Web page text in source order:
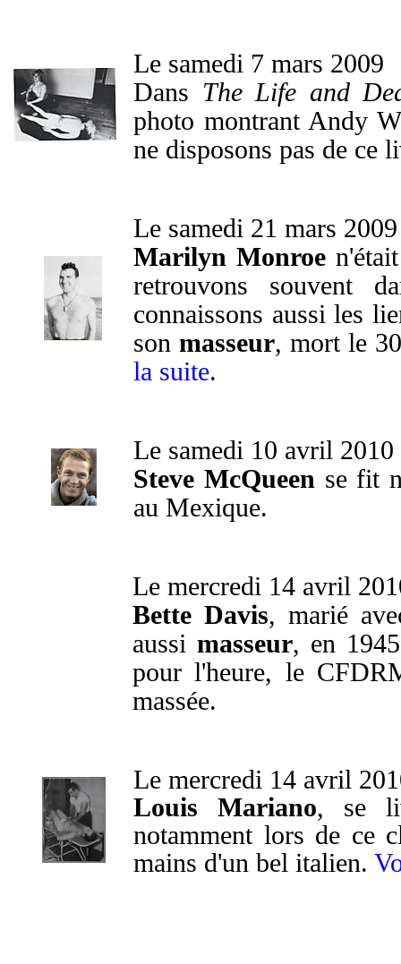
Le samedi 7 mars 2009
Dans The Life and
photo montrant Andy
ne disposons pas de ce
Le samedi 21 mars 2009
Marilyn Monroe
retrouvons souvent
connaissons aussi les
son masseur, mort le
la suite.
Le samedi 10 avril 2010
Steve McQueense fit
au Mexique.
Le mercredi 14 avril
Bette Davis, marié
aussimasseur, en
pour l'heure, le
massée.
Le mercredi 14 avril
Louis Mariano, se
notamment lors de ce
mains d'un bel italien.